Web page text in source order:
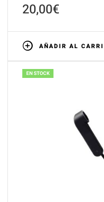
20,00€
AÑADIR AL
EN STOCK